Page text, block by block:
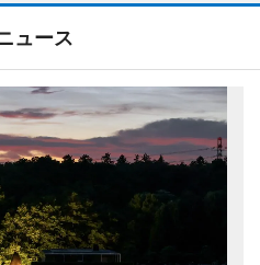
ュース